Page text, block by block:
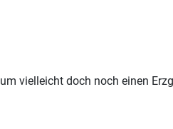
vielleicht doch noch einen